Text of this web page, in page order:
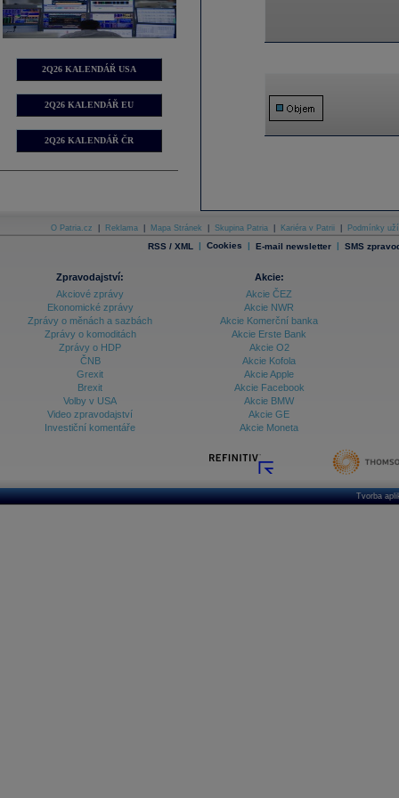
2Q26 KALENDÁŘ USA
2Q26 KALENDÁŘ EU
2Q26 KALENDÁŘ ČR
O Patria.cz Reklama Mapa Stránek Skupina Patria Kariéra v Patrii Podmínky
RSS / XML | Cookies | E-mail newsletter | SMS
Zpravodajství:
Akciové zprávy
Ekonomické zprávy
Zprávy o měnách a sazbách
Zprávy o komoditách
Zprávy o HDP
ČNB
Grexit
Brexit
Volby v USA
Video zpravodajství
Investiční komentáře
Akcie:
Akcie ČEZ
Akcie NWR
Akcie Komerční banka
Akcie Erste Bank
Akcie O2
Akcie Kofola
Akcie Apple
Akcie Facebook
Akcie BMW
Akcie GE
Akcie Moneta
Tvorba